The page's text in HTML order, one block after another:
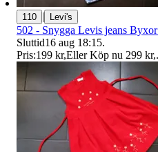
110 | Levi's
502 - Snygga Levis jeans
Sluttid16 aug 18:15.
Pris:199 kr,Eller Köp nu 299 kr,.